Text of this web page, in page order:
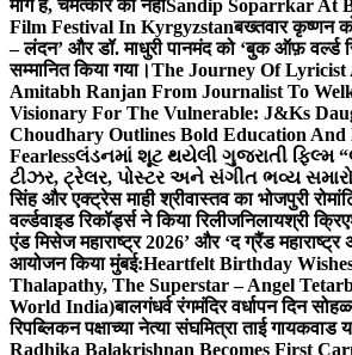
मार्ग है, चमत्कार का नहींSandip Soparrkar At
Film Festival In Kyrgyzstanबख्तवार कृष्णन
– लंदन’ और डॉ. माधुरी पानमंद को ‘बुक ऑफ़ वर्ल्ड
सम्मानित किया गया।The Journey Of Lyricist
Amitabh Ranjan From Journalist To
Visionary For The Vulnerable: J&Ks
Choudhary Outlines Bold Education And
Fearlessલંડનમાં શૂટ થયેલી ગુજરાતી ફિલ્મ
ટીઝર, ટ્રેલર, પોસ્ટર અને સંગીત ભવ્ય
सिंह और एक्ट्रेस माही श्रीवास्तव का भोजपुरी
वर्ल्डवाइड रिकॉर्ड्स ने किया रिलीजनिलायश्री
एंड मिसेज महाराष्ट्र 2026’ और ‘द ग्रैंड महाराष्ट्र
आयोजन किया मुंबई:Heartfelt Birthday
Thalapathy, The Superstar – Angel
World India)बालगंधर्व रंगमंदिर वर्धापन दिन
रिपब्लिकन पक्षाच्या नेत्या संघमित्रा ताई गायकवाड
Radhika Balakrishnan Becomes First